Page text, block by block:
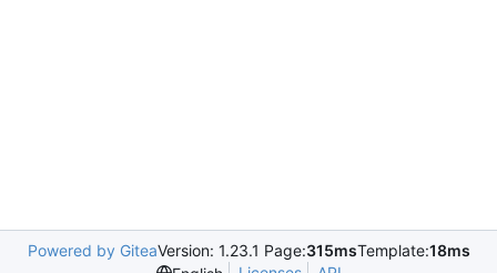
Powered by GiteaVersion: 1.23.1 Page:315msTemplate:18ms